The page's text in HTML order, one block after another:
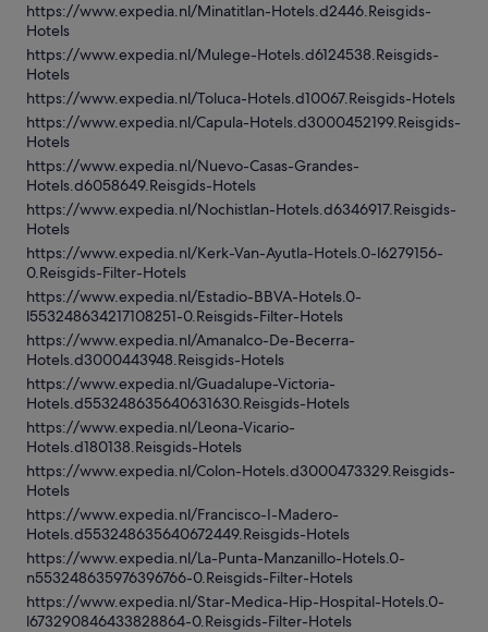
https://www.expedia.nl/Minatitlan-Hotels.d2446.Reisgids-
Hotels
https://www.expedia.nl/Mulege-Hotels.d6124538.Reisgids-
Hotels
https://www.expedia.nl/Toluca-Hotels.d10067.Reisgids-Hotels
https://www.expedia.nl/Capula-Hotels.d3000452199.Reisgids-
Hotels
https://www.expedia.nl/Nuevo-Casas-Grandes-
Hotels.d6058649.Reisgids-Hotels
https://www.expedia.nl/Nochistlan-Hotels.d6346917.Reisgids-
Hotels
https://www.expedia.nl/Kerk-Van-Ayutla-Hotels.0-l6279156-
0.Reisgids-Filter-Hotels
https://www.expedia.nl/Estadio-BBVA-Hotels.0-
l553248634217108251-0.Reisgids-Filter-Hotels
https://www.expedia.nl/Amanalco-De-Becerra-
Hotels.d3000443948.Reisgids-Hotels
https://www.expedia.nl/Guadalupe-Victoria-
Hotels.d553248635640631630.Reisgids-Hotels
https://www.expedia.nl/Leona-Vicario-
Hotels.d180138.Reisgids-Hotels
https://www.expedia.nl/Colon-Hotels.d3000473329.Reisgids-
Hotels
https://www.expedia.nl/Francisco-I-Madero-
Hotels.d553248635640672449.Reisgids-Hotels
https://www.expedia.nl/La-Punta-Manzanillo-Hotels.0-
n553248635976396766-0.Reisgids-Filter-Hotels
https://www.expedia.nl/Star-Medica-Hip-Hospital-Hotels.0-
l673290846433828864-0.Reisgids-Filter-Hotels